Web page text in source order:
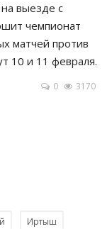
выезде с
чемпионат
матчей против
10 и 11 февраля.
0 3170
Иртыш